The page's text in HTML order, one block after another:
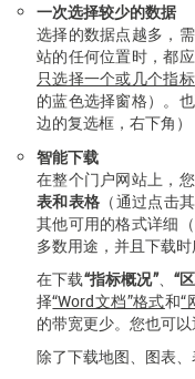
一次选择较少的数据
选择的数据点越多，
站的任何位置时，都应
只选择一个或几个指标
的蓝色选择窗格）。
边的复选框，右下角）
智能下载
在整个门户网站上，
表和表格 （通过点击
其他可用的格式详细
多数用途，并且下载时
在下载“指标概况”、 “
择“Word文档”格式和“
的带宽更少。您也可
除了下载地图、图表